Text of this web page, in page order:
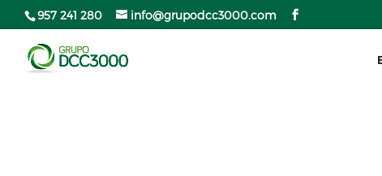
957 241 280 info@grupodcc3000.com